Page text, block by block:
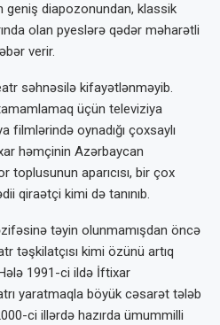
geniş diapozonundan, klassik
olan pyeslərə qədər məharətli
verir.
səhnəsilə kifayətlənməyib.
üçün televiziya
filmlərində oynadığı çoxsaylı
həmçinin Azərbaycan
toplusunun aparıcısı, bir çox
qiraətçi kimi də tanınıb.
təyin olunmamışdan öncə
təşkilatçısı kimi özünü artıq
1991-ci ildə İftixar
yaratmaqla böyük cəsarət tələb
ci illərdə hazırda ümummilli